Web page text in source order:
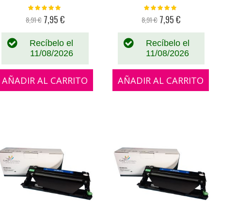
Valoración:
8,91 € Precio
7,95 €
Recíbelo el
11/08/2026
AÑADIR AL CARRITO
Valoración:
8,91 € Precio
7,95 €
Recíbelo el
11/08/2026
AÑADIR AL CARRITO